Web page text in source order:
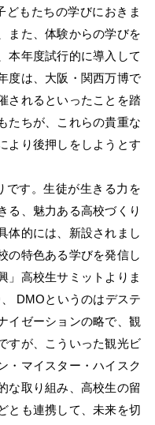
どもたちの学びにおきま
また、体験からの学びを
本年度試行的に導入して
度は、大阪・関西万博で
されるといったことを踏
たちが、これらの貴重な
より後押しをしようとす
です。生徒が生きる力を
る、魅力ある高校づくり
体的には、新設されまし
の特色ある学びを発信し
」高校生サミットよりま
DMOというのはデステ
イゼーションの略で、観
すが、こういった観光ビ
・マイスター・ハイスク
な取り組み、高校生の留
とも連携して、未来を切